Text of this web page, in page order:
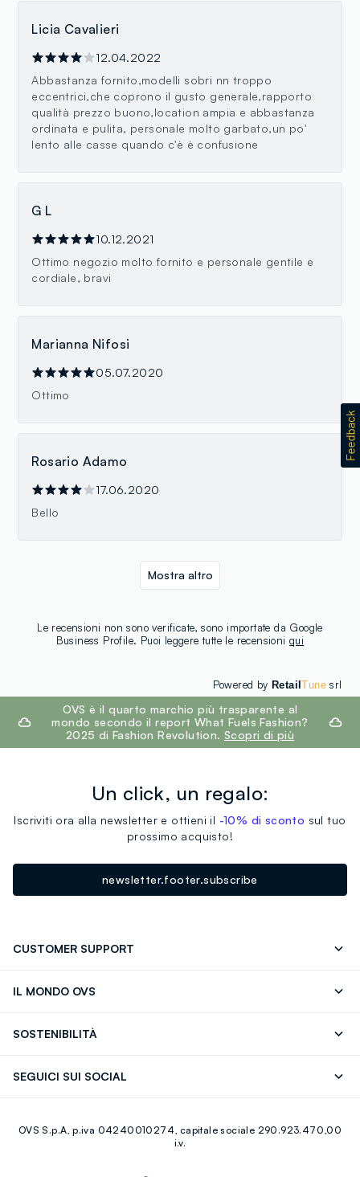
Licia Cavalieri
12.04.2022
Abbastanza fornito,modelli sobri nn troppo
eccentrici,che coprono il gusto generale,rapporto
qualità prezzo buono,location ampia e abbastanza
ordinata e pulita, personale molto garbato,un po'
lento alle casse quando c'è è confusione
G L
10.12.2021
Ottimo negozio molto fornito e personale gentile e
cordiale, bravi
Marianna Nifosi
05.07.2020
Ottimo
Rosario Adamo
17.06.2020
Bello
Le recensioni non sono verificate, sono importate da Google
Business Profile. Puoi leggere tutte le recensioniqui
Mostra altro
Powered by RetailTunesrl
footer.ariatitleOVS è il quarto marchio più trasparente al
mondo secondo il report What Fuels Fashion?
2025 di Fashion Revolution. Scopri di più
Un click, un regalo:
Iscriviti ora alla newsletter e ottieni il -10% di sconto sul tuo
prossimo acquisto!
newsletter.footer.subscribe
CUSTOMER SUPPORT
IL MONDO OVS
Giftcard
SOSTENIBILITÀ
SEGUICI SUI SOCIAL
Youtube Linkedin
OVS S.p.A, p.iva 04240010274, capitale sociale 290.923.470,00
i.v.